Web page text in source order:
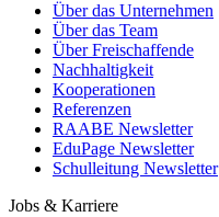
Über das Unternehmen
Über das Team
Über Freischaffende
Nachhaltigkeit
Kooperationen
Referenzen
RAABE Newsletter
EduPage Newsletter
Schulleitung Newsletter
Jobs & Karriere